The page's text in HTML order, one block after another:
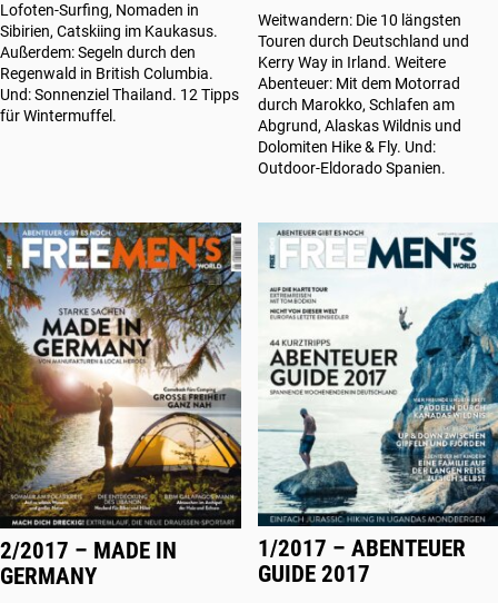
Lofoten-Surfing, Nomaden in
Sibirien, Catskiing im Kaukasus.
Außerdem: Segeln durch den
Regenwald in British Columbia.
Und: Sonnenziel Thailand. 12 Tipps
für Wintermuffel.
Weitwandern: Die 10 längsten
Touren durch Deutschland und
Kerry Way in Irland. Weitere
Abenteuer: Mit dem Motorrad
durch Marokko, Schlafen am
Abgrund, Alaskas Wildnis und
Dolomiten Hike & Fly. Und:
Outdoor-Eldorado Spanien.
2/2017 – MADE IN
GERMANY
1/2017 – ABENTEUER
GUIDE 2017